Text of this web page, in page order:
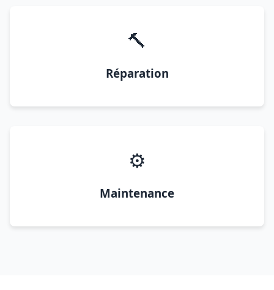
🔨
Réparation
⚙️
Maintenance